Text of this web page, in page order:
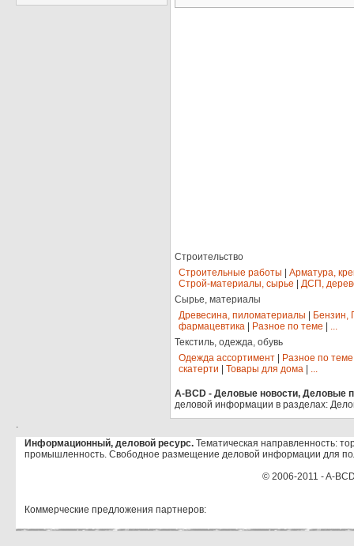
Строительство
Строительные работы
Арматура,
Строй-материалы, сырье
ДСП,
Сырье, материалы
Древесина, пиломатериалы
Бензин,
фармацевтика
Разное по теме
...
Текстиль, одежда, обувь
Одежда ассортимент
Разное по теме
скатерти
Товары для дома ...
A-BCD - Деловые новости, Деловые
деловой информации в разделах:
.
Информационный, деловой ресурс. Тематическая направленность:
промышленность. Свободное размещение деловой информации для
© 2006-2011 - A-
Коммерческие предложения партнеров: